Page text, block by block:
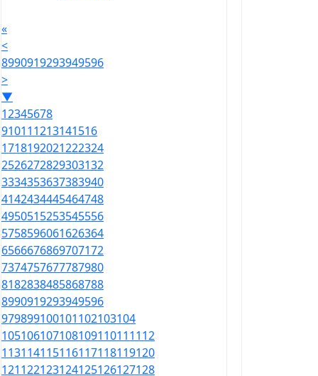
«
<
8990919293949596
>
▼
12345678
910111213141516
1718192021222324
2526272829303132
3334353637383940
4142434445464748
4950515253545556
5758596061626364
6566676869707172
7374757677787980
8182838485868788
8990919293949596
979899100101102103104
105106107108109110111112
113114115116117118119120
121122123124125126127128